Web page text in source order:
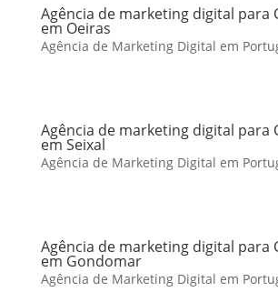
Agência de marketing digital para
em Oeiras
Agência de Marketing Digital em
Agência de marketing digital para
em Seixal
Agência de Marketing Digital em
Agência de marketing digital para
em Gondomar
Agência de Marketing Digital em